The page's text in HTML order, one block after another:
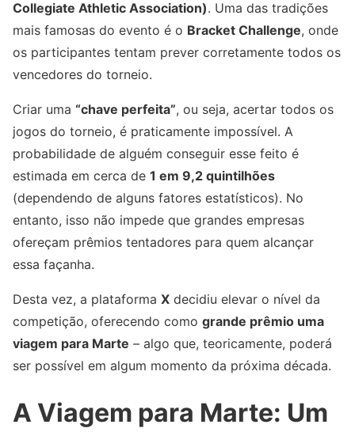
Collegiate Athletic Association). Uma das tradições
mais famosas do evento é o Bracket Challenge, onde
os participantes tentam prever corretamente todos os
vencedores do torneio.
Criar uma “chave perfeita”, ou seja, acertar todos os
jogos do torneio, é praticamente impossível. A
probabilidade de alguém conseguir esse feito é
estimada em cerca de 1 em 9,2 quintilhões
(dependendo de alguns fatores estatísticos). No
entanto, isso não impede que grandes empresas
ofereçam prêmios tentadores para quem alcançar
essa façanha.
Desta vez, a plataforma X decidiu elevar o nível da
competição, oferecendo como grande prêmio uma
viagem para Marte – algo que, teoricamente, poderá
ser possível em algum momento da próxima década.
A Viagem para Marte: Um